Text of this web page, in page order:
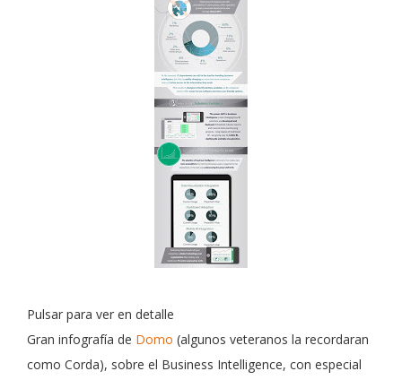
Pulsar para ver en detalle
Gran infografía de Domo (algunos veteranos la recordaran
como Corda), sobre el Business Intelligence, con especial